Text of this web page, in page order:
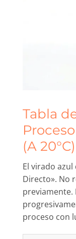
Tabla
(A 20°C)
El virado
Directo». No
previamente.
proceso con